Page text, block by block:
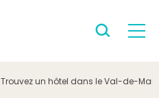
Trouvez un hôtel dans le Val-de-